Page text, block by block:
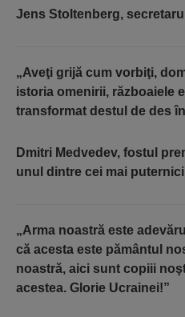
Jens Stoltenberg,
„Aveţi grijă cum vorbiţi,
istoria omenirii, războaiele
transformat destul de desî
Dmitri Medvedev, fostul
unul dintre cei mai
„Arma noastră este
că acesta este pământul
noastră, aici sunt copiii
acestea. Glorie Ucrainei!”